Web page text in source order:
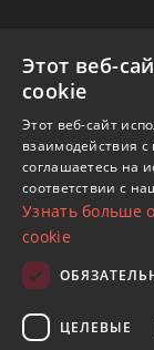
Этот веб-
cookie
Этот веб-сайт
взаимодействия
соглашаетесь на
соответствии с
Узнать больше
cookie
ЦЕЛЕВЫЕ